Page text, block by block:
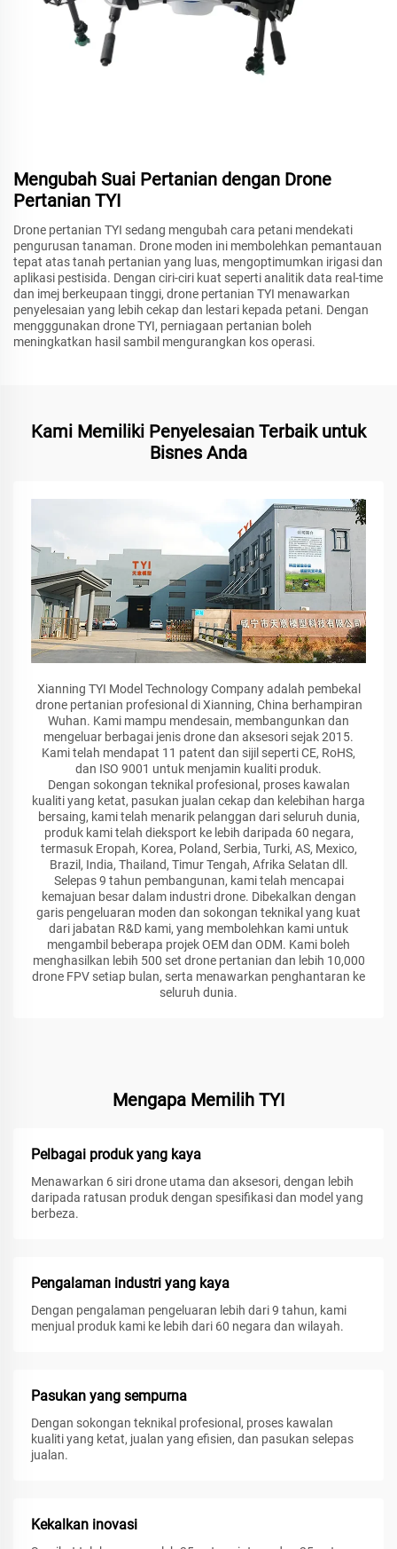
Mengubah Suai Pertanian dengan Drone
Pertanian TYI
Drone pertanian TYI sedang mengubah cara petani mendekati
pengurusan tanaman. Drone moden ini membolehkan pemantauan
tepat atas tanah pertanian yang luas, mengoptimumkan irigasi dan
aplikasi pestisida. Dengan ciri-ciri kuat seperti analitik data real-time
dan imej berkeupaan tinggi, drone pertanian TYI menawarkan
penyelesaian yang lebih cekap dan lestari kepada petani. Dengan
mengggunakan drone TYI, perniagaan pertanian boleh
meningkatkan hasil sambil mengurangkan kos operasi.
Kami Memiliki Penyelesaian Terbaik untuk
Bisnes Anda
Xianning TYI Model Technology Company adalah pembekal
drone pertanian profesional di Xianning, China berhampiran
Wuhan. Kami mampu mendesain, membangunkan dan
mengeluar berbagai jenis drone dan aksesori sejak 2015.
Kami telah mendapat 11 patent dan sijil seperti CE, RoHS,
dan ISO 9001 untuk menjamin kualiti produk.
Dengan sokongan teknikal profesional, proses kawalan
kualiti yang ketat, pasukan jualan cekap dan kelebihan harga
bersaing, kami telah menarik pelanggan dari seluruh dunia,
produk kami telah dieksport ke lebih daripada 60 negara,
termasuk Eropah, Korea, Poland, Serbia, Turki, AS, Mexico,
Brazil, India, Thailand, Timur Tengah, Afrika Selatan dll.
Selepas 9 tahun pembangunan, kami telah mencapai
kemajuan besar dalam industri drone. Dibekalkan dengan
garis pengeluaran moden dan sokongan teknikal yang kuat
dari jabatan R&D kami, yang membolehkan kami untuk
mengambil beberapa projek OEM dan ODM. Kami boleh
menghasilkan lebih 500 set drone pertanian dan lebih 10,000
drone FPV setiap bulan, serta menawarkan penghantaran ke
seluruh dunia.
Mengapa Memilih TYI
Pelbagai produk yang kaya
Menawarkan 6 siri drone utama dan aksesori, dengan lebih
daripada ratusan produk dengan spesifikasi dan model yang
berbeza.
Pengalaman industri yang kaya
Dengan pengalaman pengeluaran lebih dari 9 tahun, kami
menjual produk kami ke lebih dari 60 negara dan wilayah.
Pasukan yang sempurna
Dengan sokongan teknikal profesional, proses kawalan
kualiti yang ketat, jualan yang efisien, dan pasukan selepas
jualan.
Kekalkan inovasi